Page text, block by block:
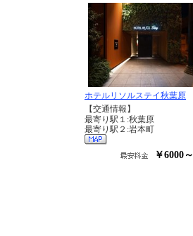
ホテルリソルステイ秋葉原
【交通情報】
最寄り駅１:秋葉原
最寄り駅２:岩本町
￥6000～